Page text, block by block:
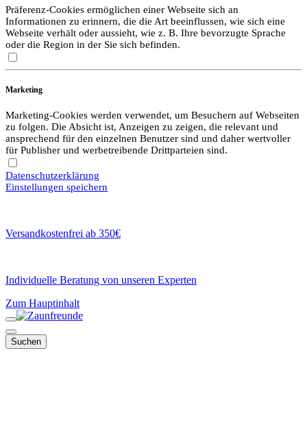
Präferenz-Cookies ermöglichen einer Webseite sich an
Informationen zu erinnern, die die Art beeinflussen, wie sich eine
Webseite verhält oder aussieht, wie z. B. Ihre bevorzugte Sprache
oder die Region in der Sie sich befinden.
Marketing
Marketing-Cookies werden verwendet, um Besuchern auf Webseiten
zu folgen. Die Absicht ist, Anzeigen zu zeigen, die relevant und
ansprechend für den einzelnen Benutzer sind und daher wertvoller
für Publisher und werbetreibende Drittparteien sind.
Datenschutzerklärung
Einstellungen speichern
Versandkostenfrei ab 350€
Individuelle Beratung von unseren Experten
Zum Hauptinhalt
Suchen